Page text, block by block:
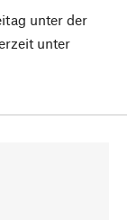
unter der
unter